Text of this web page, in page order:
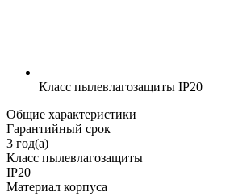
Класс пылевлагозащиты IP20
Общие характеристики
Гарантийный срок
3 год(а)
Класс пылевлагозащиты
IP20
Материал корпуса